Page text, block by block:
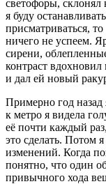
светофоры, склонял
я буду
присматриваться,
ничего не успеем.
сирени,
контраст
и дал ей новый
Примерно год назад
к метро я видела
её почти каждый
это сделать. Потом
изменений. Когда
понятно, что один
привычного хода